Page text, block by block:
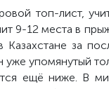
топ-лист,
9-12 места в
Казахстане за
упомянутый
ещё ниже. В